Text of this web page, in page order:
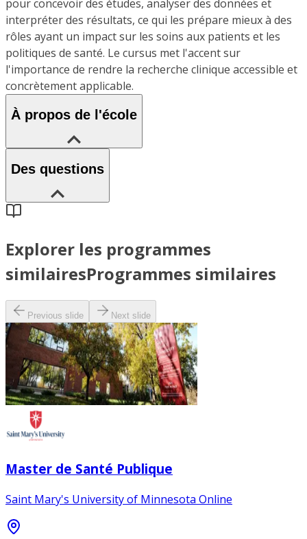
pour concevoir des études, analyser des données et
interpréter des résultats, ce qui les prépare mieux à des
rôles ayant un impact sur les soins aux patients et les
politiques de santé. Le cursus met l'accent sur
l'importance de rendre la recherche clinique accessible et
concrètement applicable.
À propos de l'école
Des questions
Explorer les programmes
similairesProgrammes similaires
Previous slide Next slide
Master de Santé Publique
Saint Mary's University of Minnesota Online